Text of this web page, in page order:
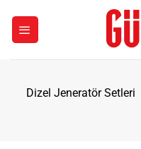
Dizel Jeneratör Setleri